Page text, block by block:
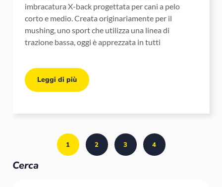
imbracatura X-back progettata per cani a pelo
corto e medio. Creata originariamente per il
mushing, uno sport che utilizza una linea di
trazione bassa, oggi è apprezzata in tutti
Leggi di più
1 2 3 4
Cerca